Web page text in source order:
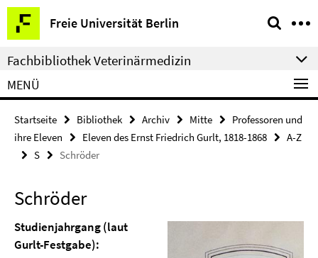
Springe
direkt
zu
Inhalt
Freie Universität Berlin
Service-
Navigation
Fachbibliothek Veterinärmedizin
MENÜ
Startseite Bibliothek Archiv Mitte
Professoren und
ihre Eleven
Eleven des Ernst Friedrich Gurlt, 1818-1868
A-Z
S
Schröder
Schröder
Studienjahrgang (laut
Gurlt-Festgabe):